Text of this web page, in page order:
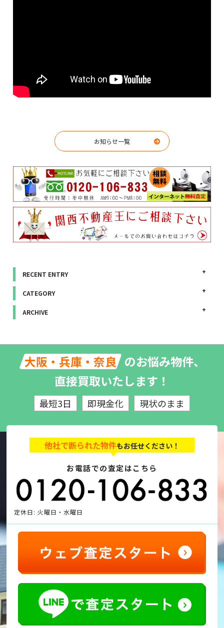
お知らせ一覧
RECENT ENTRY
CATEGORY
ARCHIVE
大阪・兵庫・奈良 のお悩み物件、
直接買取いたします！
最短3日 即現金化 現状のまま
他社で断られた物件もお任せください！
お電話での査定はこちら
定休日: 火曜日・水曜日